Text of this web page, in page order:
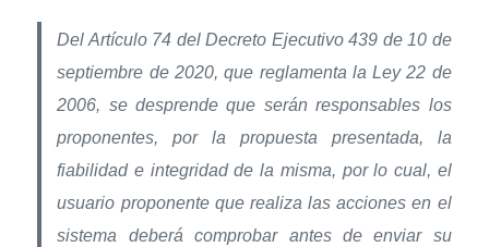
Del Artículo 74 del Decreto Ejecutivo 439 de 10 de
septiembre de 2020, que reglamenta la Ley 22 de
2006, se desprende que serán responsables los
proponentes, por la propuesta presentada, la
fiabilidad e integridad de la misma, por lo cual, el
usuario proponente que realiza las acciones en el
sistema deberá comprobar antes de enviar su